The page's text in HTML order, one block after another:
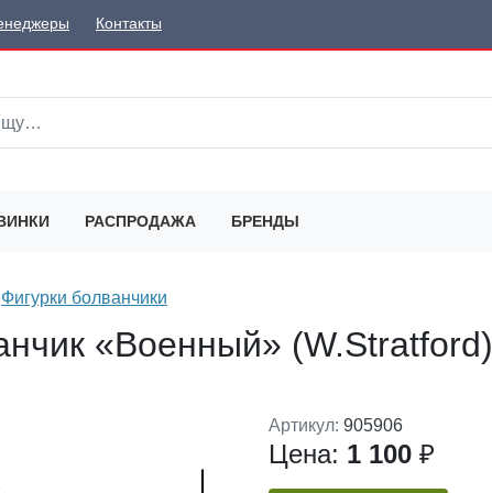
Контакты
РАСПРОДАЖА БРЕНДЫ
Фигурки болванчики
«Военный» (W.Stratford)
Артикул: 905906
Цена: 1 100 ₽